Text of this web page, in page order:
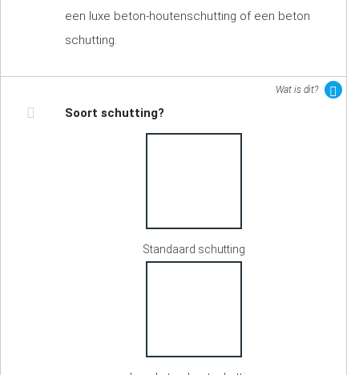
een luxe beton-houtenschutting of een beton
schutting.
Wat is dit?
Soort schutting?
Standaard schutting